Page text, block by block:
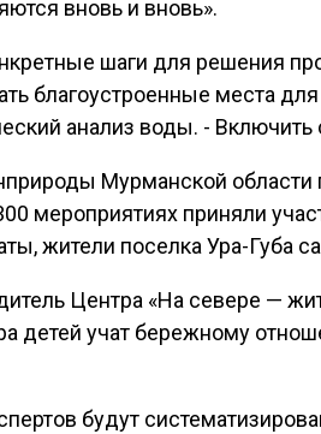
вновь и вновь».
шаги для решения
благоустроенные места
анализ воды. -
Мурманской области
мероприятиях приняли
жители поселка Ура-Губа
Центра «На севере —
детей учат бережному
будут